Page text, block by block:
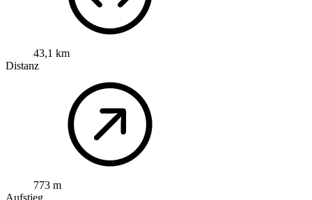
43,1 km
Distanz
773 m
Aufstieg